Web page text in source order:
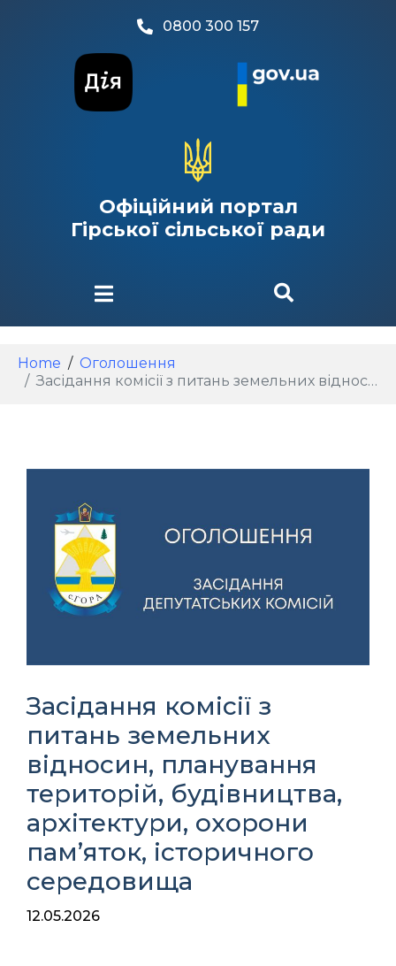
0800 300 157
Офіційний портал
Гірської сільської ради
Home
Оголошення
Засідання комісії з питань земельних відносин, планування територій, будівництва, архітектури, охорони пам’яток, історичного середовища
Засідання комісії з
питань земельних
відносин, планування
територій, будівництва,
архітектури, охорони
пам’яток, історичного
середовища
12.05.2026